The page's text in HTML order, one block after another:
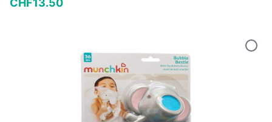
CHF13.50
In den Warenkorb